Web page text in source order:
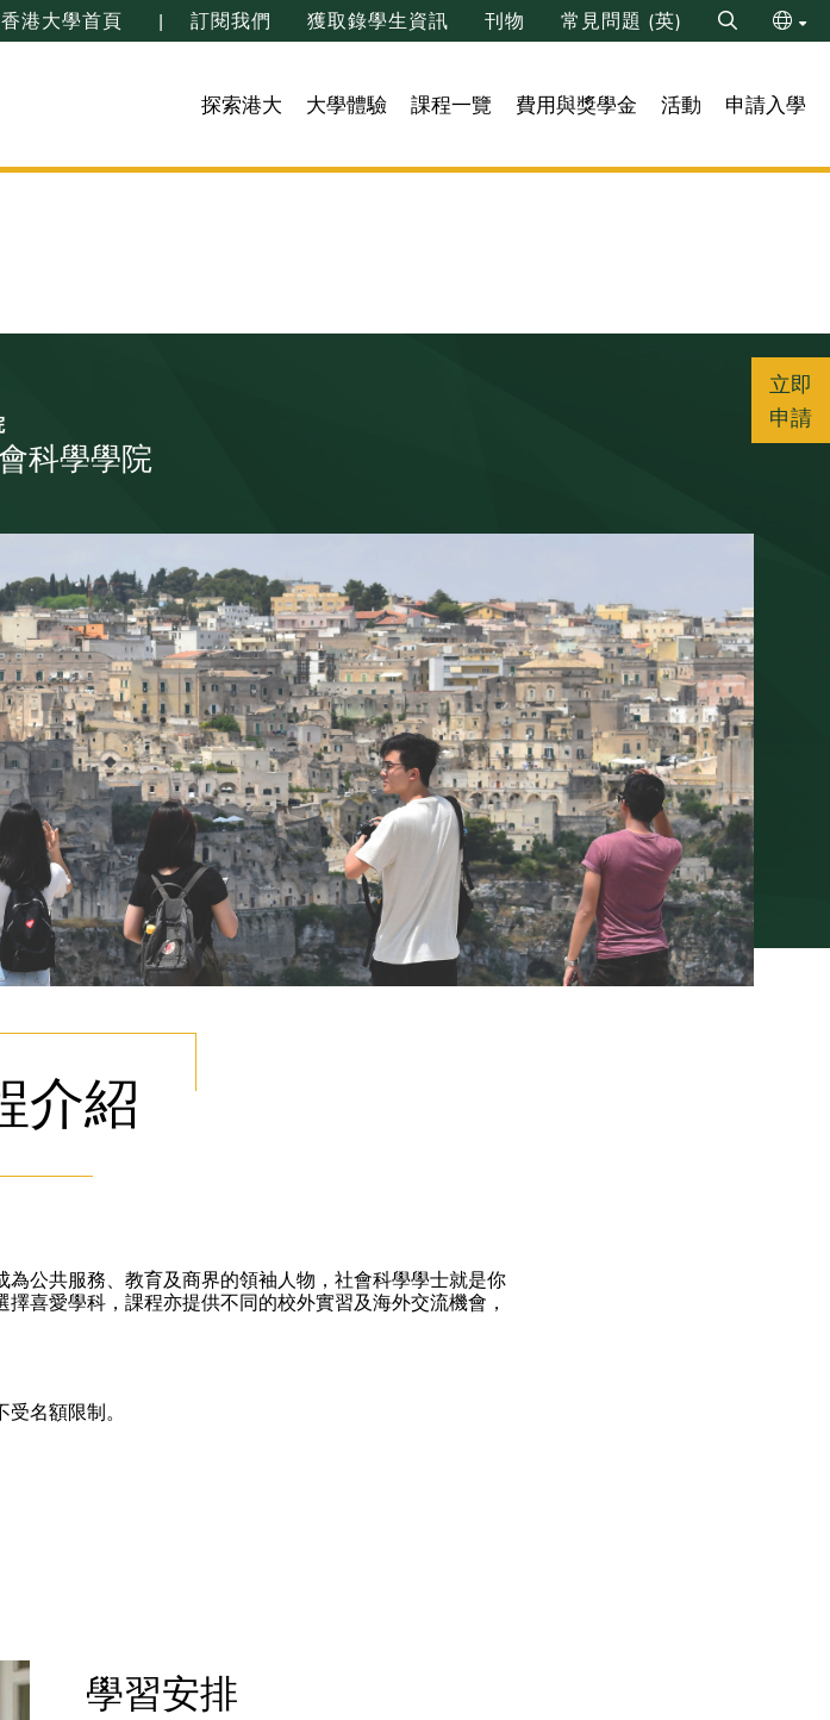
香港大學首頁 訂閱我們 獲取錄學生資訊 刊物 常見問題 (英)
Search
简
探索港大 大學體驗 課程一覽 費用與獎學金 活動 申請入學
科學學院
介紹
公共服務、教育及商界的領袖人物，社會科學學士就是你
喜愛學科，課程亦提供不同的校外實習及海外交流機會，
名額限制。
學習安排
立即
申請